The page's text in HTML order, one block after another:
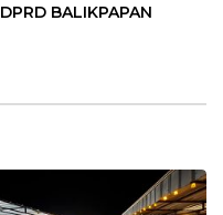
DPRD BALIKPAPAN